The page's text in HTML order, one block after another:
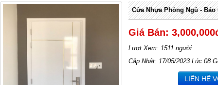
Cửa Nhựa Phòng Ngủ -
Giá Bán:
Lượt Xem: 1511 người
Cập Nhật: 17/05/2023 Lúc 08
LIÊN HỆ